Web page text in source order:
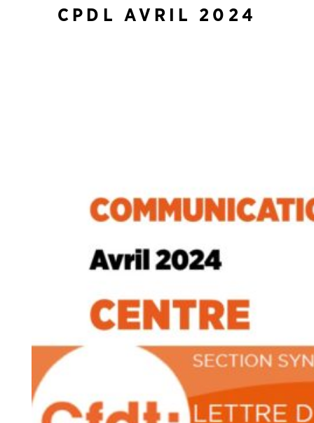
CPDL AVRIL 2024